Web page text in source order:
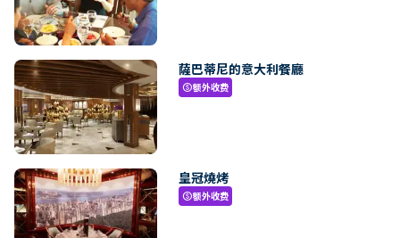
薩巴蒂尼的意大利餐廳
paid额外收费
皇冠燒烤
paid额外收费